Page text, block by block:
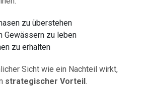
zu überstehen
Gewässern zu leben
zu erhalten
Sicht wie ein Nachteil wirkt,
strategischer Vorteil.